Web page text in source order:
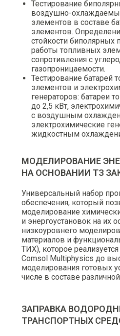
Тестирование
воздушно-
элементов в составе
элементов.
стойкости биполярных
работы топливных
сопротивления с
газопроницаемости.
Тестирование батарей
элементов и
генераторов: батареи
до 2,5 кВт,
с воздушным
электрохимические
жидкостным
МОДЕЛИРОВАНИЕ
НА ОСНОВАНИИ ТЗ
Универсальный набор
обеспечения, который
моделирование
и энергоустановок на их
низкоуровнего
материалов и
ТИХ), которое
Comsol Multiphysics до
моделирования готовых
числе в составе
ЗАПРАВКА
ТРАНСПОРТНЫХ